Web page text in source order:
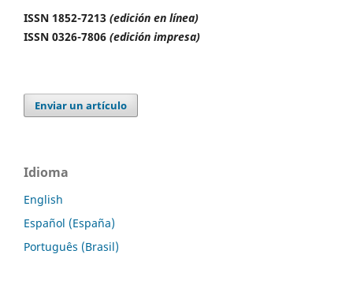
ISSN 1852-7213 (edición en línea)
ISSN 0326-7806 (edición impresa)
Enviar un artículo
Idioma
English
Español (España)
Português (Brasil)